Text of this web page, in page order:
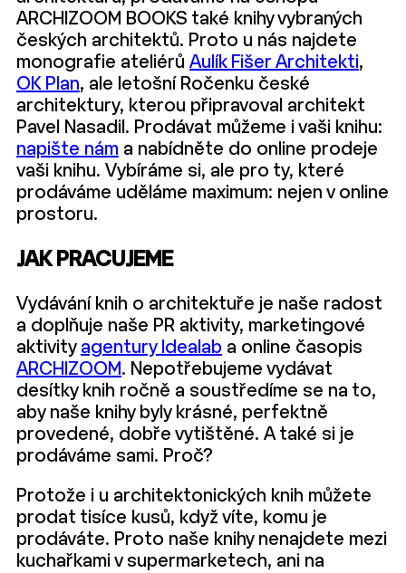
ARCHIZOOM BOOKS také knihy vybraných
českých architektů. Proto u nás najdete
monografie ateliérů Aulík Fišer Architekti,
OK Plan, ale letošní Ročenku české
architektury, kterou připravoval architekt
Pavel Nasadil. Prodávat můžeme i vaši knihu:
napište nám a nabídněte do online prodeje
vaši knihu. Vybíráme si, ale pro ty, které
prodáváme uděláme maximum: nejen v online
prostoru.
JAK PRACUJEME
Vydávání knih o architektuře je naše radost
a doplňuje naše PR aktivity, marketingové
aktivity agentury Idealab a online časopis
ARCHIZOOM . Nepotřebujeme vydávat
desítky knih ročně a soustředíme se na to,
aby naše knihy byly krásné, perfektně
provedené, dobře vytištěné. A také si je
prodáváme sami. Proč?
Protože i u architektonických knih můžete
prodat tisíce kusů, když víte, komu je
prodáváte. Proto naše knihy nenajdete mezi
kuchařkami v supermarketech, ani na